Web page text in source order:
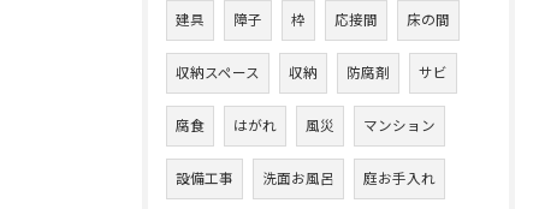
建具 障子 枠 応接間 床の間
収納スペース 収納 防腐剤 サビ
腐食 はがれ 風災 マンション
設備工事 洗面お風呂 庭お手入れ